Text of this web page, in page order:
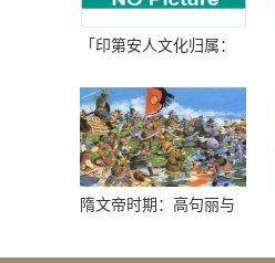
「印第安人文化归属：
隋文帝时期：高句丽与